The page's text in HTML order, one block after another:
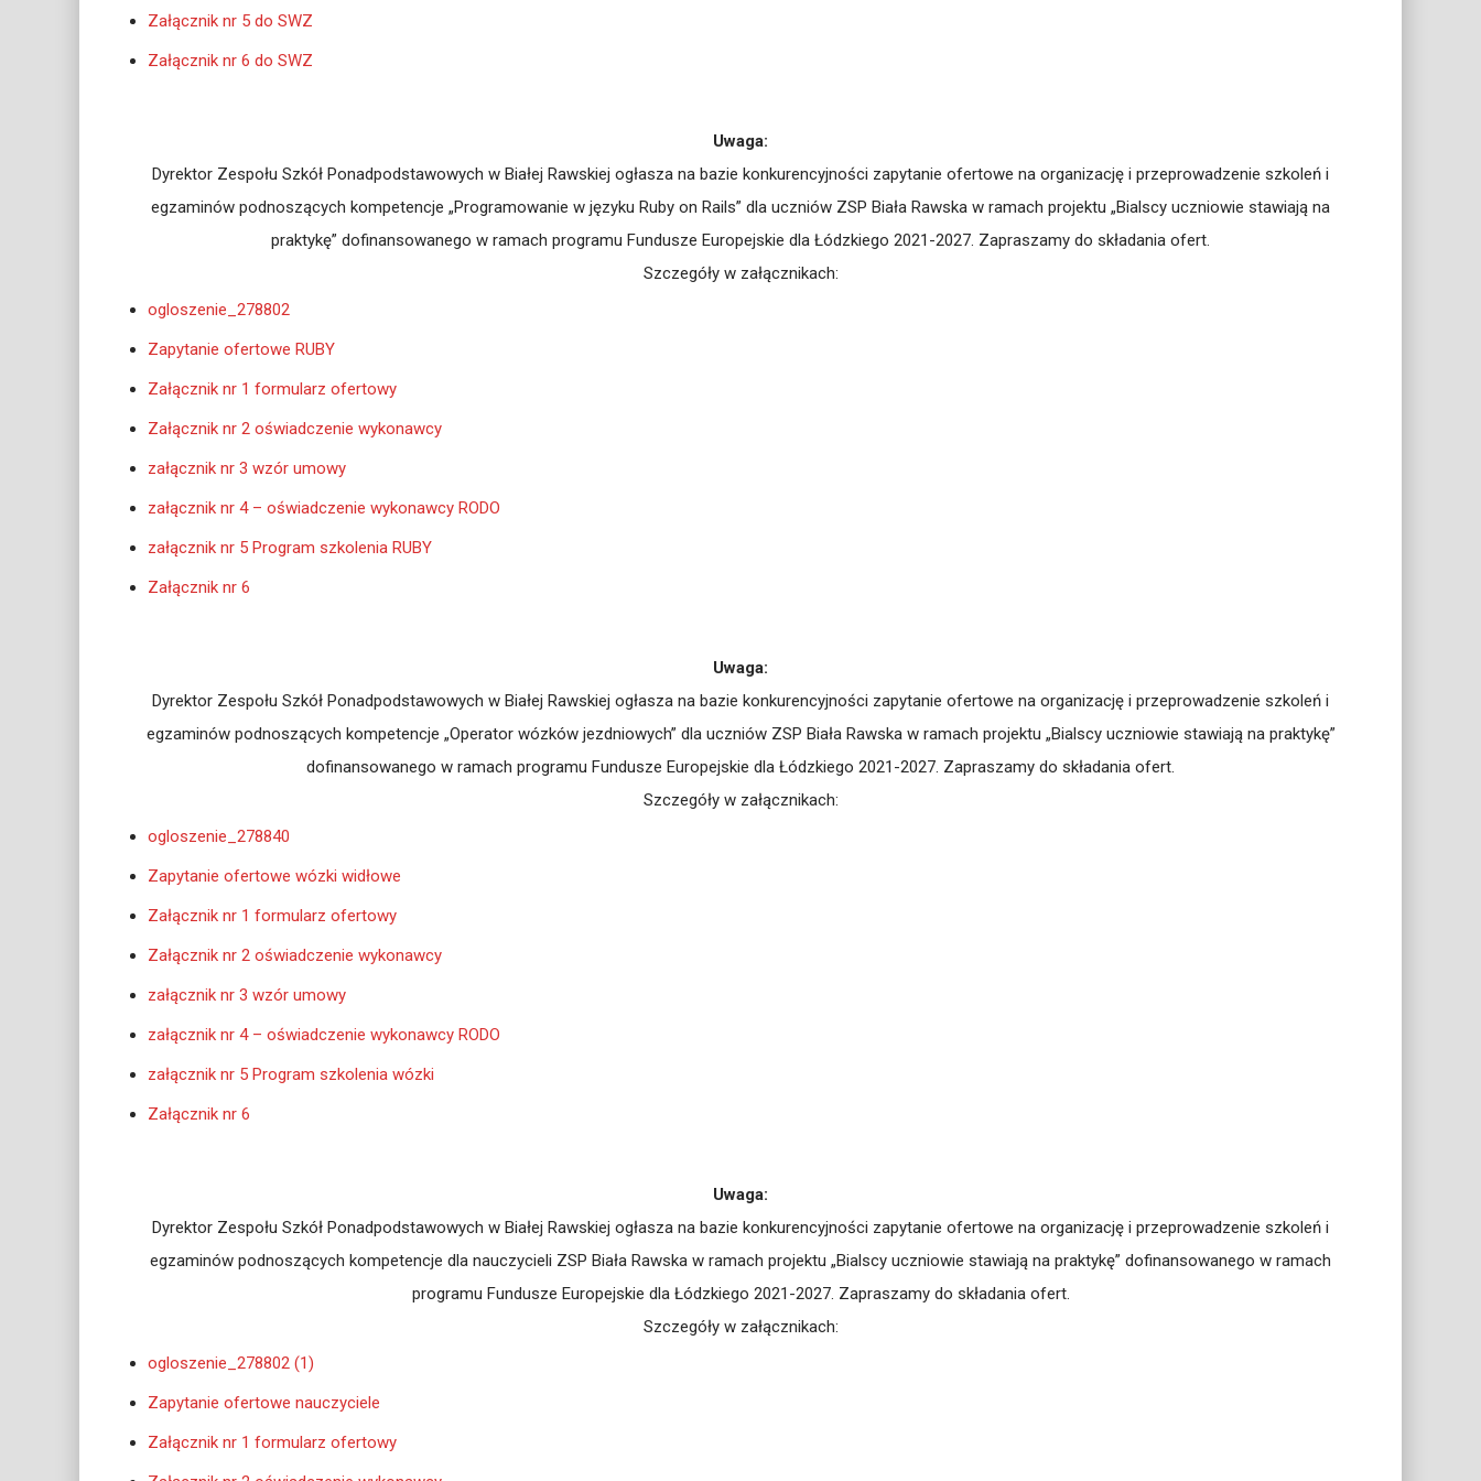
Załącznik nr 5 do SWZ
Załącznik nr 6 do SWZ
Uwaga:
Dyrektor Zespołu Szkół Ponadpodstawowych w Białej Rawskiej ogłasza na bazie konkurencyjności zapytanie ofertowe na organizację i przeprowadzenie szkoleń i
egzaminów podnoszących kompetencje „Programowanie w języku Ruby on Rails” dla uczniów ZSP Biała Rawska w ramach projektu „Bialscy uczniowie stawiają na
praktykę” dofinansowanego w ramach programu Fundusze Europejskie dla Łódzkiego 2021-2027. Zapraszamy do składania ofert.
Szczegóły w załącznikach:
ogloszenie_278802
Zapytanie ofertowe RUBY
Załącznik nr 1 formularz ofertowy
Załącznik nr 2 oświadczenie wykonawcy
załącznik nr 3 wzór umowy
załącznik nr 4 – oświadczenie wykonawcy RODO
załącznik nr 5 Program szkolenia RUBY
Załącznik nr 6
Uwaga:
Dyrektor Zespołu Szkół Ponadpodstawowych w Białej Rawskiej ogłasza na bazie konkurencyjności zapytanie ofertowe na organizację i przeprowadzenie szkoleń i
egzaminów podnoszących kompetencje „Operator wózków jezdniowych” dla uczniów ZSP Biała Rawska w ramach projektu „Bialscy uczniowie stawiają na praktykę”
dofinansowanego w ramach programu Fundusze Europejskie dla Łódzkiego 2021-2027. Zapraszamy do składania ofert.
Szczegóły w załącznikach:
ogloszenie_278840
Zapytanie ofertowe wózki widłowe
Załącznik nr 1 formularz ofertowy
Załącznik nr 2 oświadczenie wykonawcy
załącznik nr 3 wzór umowy
załącznik nr 4 – oświadczenie wykonawcy RODO
załącznik nr 5 Program szkolenia wózki
Załącznik nr 6
Uwaga:
Dyrektor Zespołu Szkół Ponadpodstawowych w Białej Rawskiej ogłasza na bazie konkurencyjności zapytanie ofertowe na organizację i przeprowadzenie szkoleń i
egzaminów podnoszących kompetencje dla nauczycieli ZSP Biała Rawska w ramach projektu „Bialscy uczniowie stawiają na praktykę” dofinansowanego w ramach
programu Fundusze Europejskie dla Łódzkiego 2021-2027. Zapraszamy do składania ofert.
Szczegóły w załącznikach:
ogloszenie_278802 (1)
Zapytanie ofertowe nauczyciele
Załącznik nr 1 formularz ofertowy